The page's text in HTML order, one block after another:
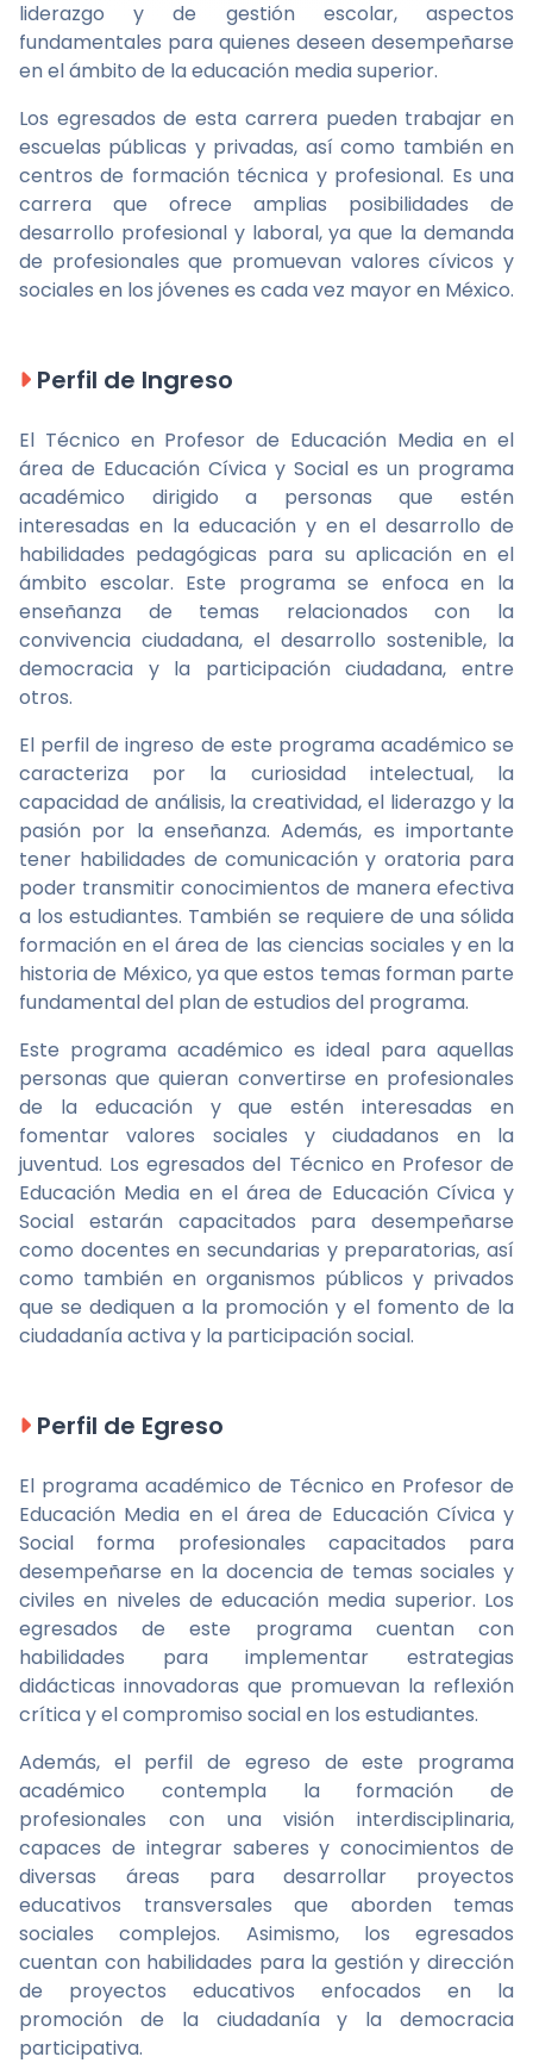
liderazgo y de gestión escolar, aspectos
fundamentales para quienes deseen desempeñarse
en el ámbito de la educación media superior.
Los egresados de esta carrera pueden trabajar en
escuelas públicas y privadas, así como también en
centros de formación técnica y profesional. Es una
carrera que ofrece amplias posibilidades de
desarrollo profesional y laboral, ya que la demanda
de profesionales que promuevan valores cívicos y
sociales en los jóvenes es cada vez mayor en México.
Perfil de Ingreso
El Técnico en Profesor de Educación Media en el
área de Educación Cívica y Social es un programa
académico dirigido a personas que estén
interesadas en la educación y en el desarrollo de
habilidades pedagógicas para su aplicación en el
ámbito escolar. Este programa se enfoca en la
enseñanza de temas relacionados con la
convivencia ciudadana, el desarrollo sostenible, la
democracia y la participación ciudadana, entre
otros.
El perfil de ingreso de este programa académico se
caracteriza por la curiosidad intelectual, la
capacidad de análisis, la creatividad, el liderazgo y la
pasión por la enseñanza. Además, es importante
tener habilidades de comunicación y oratoria para
poder transmitir conocimientos de manera efectiva
a los estudiantes. También se requiere de una sólida
formación en el área de las ciencias sociales y en la
historia de México, ya que estos temas forman parte
fundamental del plan de estudios del programa.
Este programa académico es ideal para aquellas
personas que quieran convertirse en profesionales
de la educación y que estén interesadas en
fomentar valores sociales y ciudadanos en la
juventud. Los egresados del Técnico en Profesor de
Educación Media en el área de Educación Cívica y
Social estarán capacitados para desempeñarse
como docentes en secundarias y preparatorias, así
como también en organismos públicos y privados
que se dediquen a la promoción y el fomento de la
ciudadanía activa y la participación social.
Perfil de Egreso
El programa académico de Técnico en Profesor de
Educación Media en el área de Educación Cívica y
Social forma profesionales capacitados para
desempeñarse en la docencia de temas sociales y
civiles en niveles de educación media superior. Los
egresados de este programa cuentan con
habilidades para implementar estrategias
didácticas innovadoras que promuevan la reflexión
crítica y el compromiso social en los estudiantes.
Además, el perfil de egreso de este programa
académico contempla la formación de
profesionales con una visión interdisciplinaria,
capaces de integrar saberes y conocimientos de
diversas áreas para desarrollar proyectos
educativos transversales que aborden temas
sociales complejos. Asimismo, los egresados
cuentan con habilidades para la gestión y dirección
de proyectos educativos enfocados en la
promoción de la ciudadanía y la democracia
participativa.